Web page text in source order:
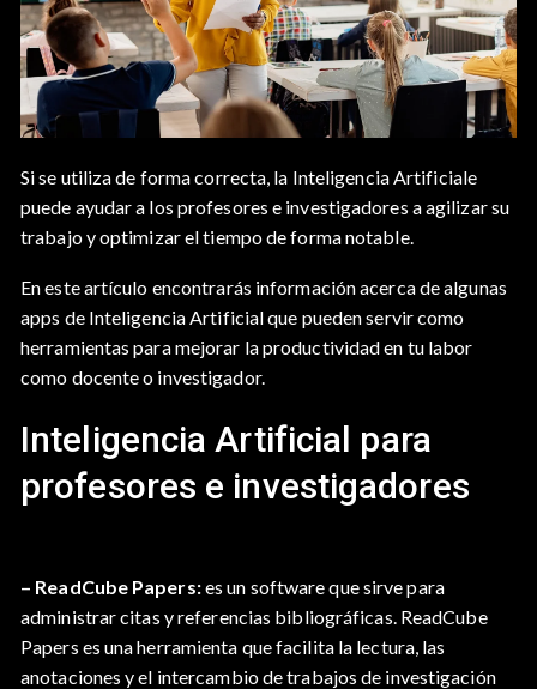
Si se utiliza de forma correcta, la Inteligencia Artificiale
puede ayudar a los profesores e investigadores a agilizar su
trabajo y optimizar el tiempo de forma notable.
En este artículo encontrarás información acerca de algunas
apps de Inteligencia Artificial que pueden servir como
herramientas para mejorar la productividad en tu labor
como docente o investigador.
Inteligencia Artificial para
profesores e investigadores
– ReadCube Papers:es un software que sirve para
administrar citas y referencias bibliográficas. ReadCube
Papers es una herramienta que facilita la lectura, las
anotaciones y el intercambio de trabajos de investigación